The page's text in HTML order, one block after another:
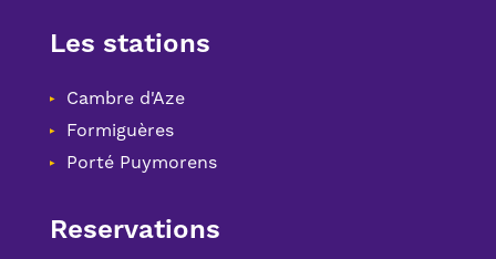
Les stations
Cambre d'Aze
Formiguères
Porté Puymorens
Reservations